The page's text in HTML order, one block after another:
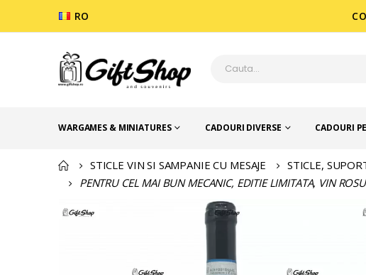
RO
WARGAMES & MINIATURES CADOURI DIVERSE CADOURI
STICLE VIN SI SAMPANIE CU MESAJE
STICLE,
PENTRU CEL MAI BUN MECANIC, EDITIE LIMITATA, VIN